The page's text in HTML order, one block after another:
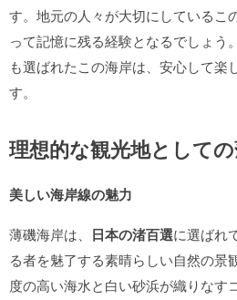
す。地元の人々が大切にしているこ
って記憶に残る経験となるでしょう
も選ばれたこの海岸は、安心して楽
す。
理想的な観光地として
美しい海岸線の魅力
薄磯海岸は、 日本の渚百選に選ばれ
る者を魅了する素晴らしい自然の景
度の高い海水と白い砂浜が織りなす